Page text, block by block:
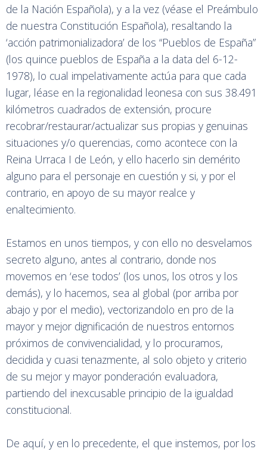
de la Nación Española), y a la vez (véase el Preámbulo
de nuestra Constitución Española), resaltando la
‘acción patrimonializadora’ de los “Pueblos de España”
(los quince pueblos de España a la data del 6-12-
1978), lo cual impelativamente actúa para que cada
lugar, léase en la regionalidad leonesa con sus 38.491
kilómetros cuadrados de extensión, procure
recobrar/restaurar/actualizar sus propias y genuinas
situaciones y/o querencias, como acontece con la
Reina Urraca I de León, y ello hacerlo sin demérito
alguno para el personaje en cuestión y si, y por el
contrario, en apoyo de su mayor realce y
enaltecimiento.
Estamos en unos tiempos, y con ello no desvelamos
secreto alguno, antes al contrario, donde nos
movemos en ‘ese todos’ (los unos, los otros y los
demás), y lo hacemos, sea al global (por arriba por
abajo y por el medio), vectorizandolo en pro de la
mayor y mejor dignificación de nuestros entornos
próximos de convivencialidad, y lo procuramos,
decidida y cuasi tenazmente, al solo objeto y criterio
de su mejor y mayor ponderación evaluadora,
partiendo del inexcusable principio de la igualdad
constitucional.
De aquí, y en lo precedente, el que instemos, por los